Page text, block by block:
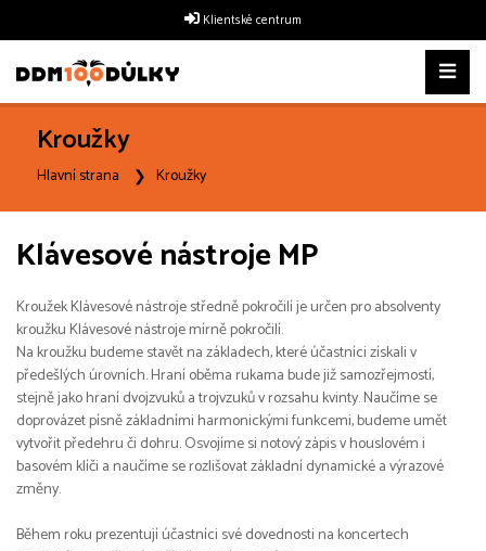
Klientské centrum
Kroužky
Hlavní strana Kroužky
Klávesové nástroje MP
Kroužek Klávesové nástroje středně pokročilí je určen pro absolventy
kroužku Klávesové nástroje mírně pokročilí.
Na kroužku budeme stavět na základech, které účastníci získali v
předešlých úrovních. Hraní oběma rukama bude již samozřejmostí,
stejně jako hraní dvojzvuků a trojvzuků v rozsahu kvinty. Naučíme se
doprovázet písně základními harmonickými funkcemi, budeme umět
vytvořit předehru či dohru. Osvojíme si notový zápis v houslovém i
basovém klíči a naučíme se rozlišovat základní dynamické a výrazové
změny.
Během roku prezentují účastníci své dovednosti na koncertech